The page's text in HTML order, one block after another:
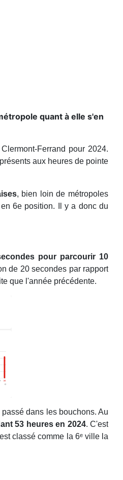
quant à elle s'en
Ferrand pour 2024.
aux heures de pointe
, bien loin de métropoles
6e position. Il y a donc du
pour parcourir 10
de 20 secondes par rapport
que l'année précédente.
dans les bouchons. Au
53 heures en 2024. C'est
classé comme la 6ᵉ ville la